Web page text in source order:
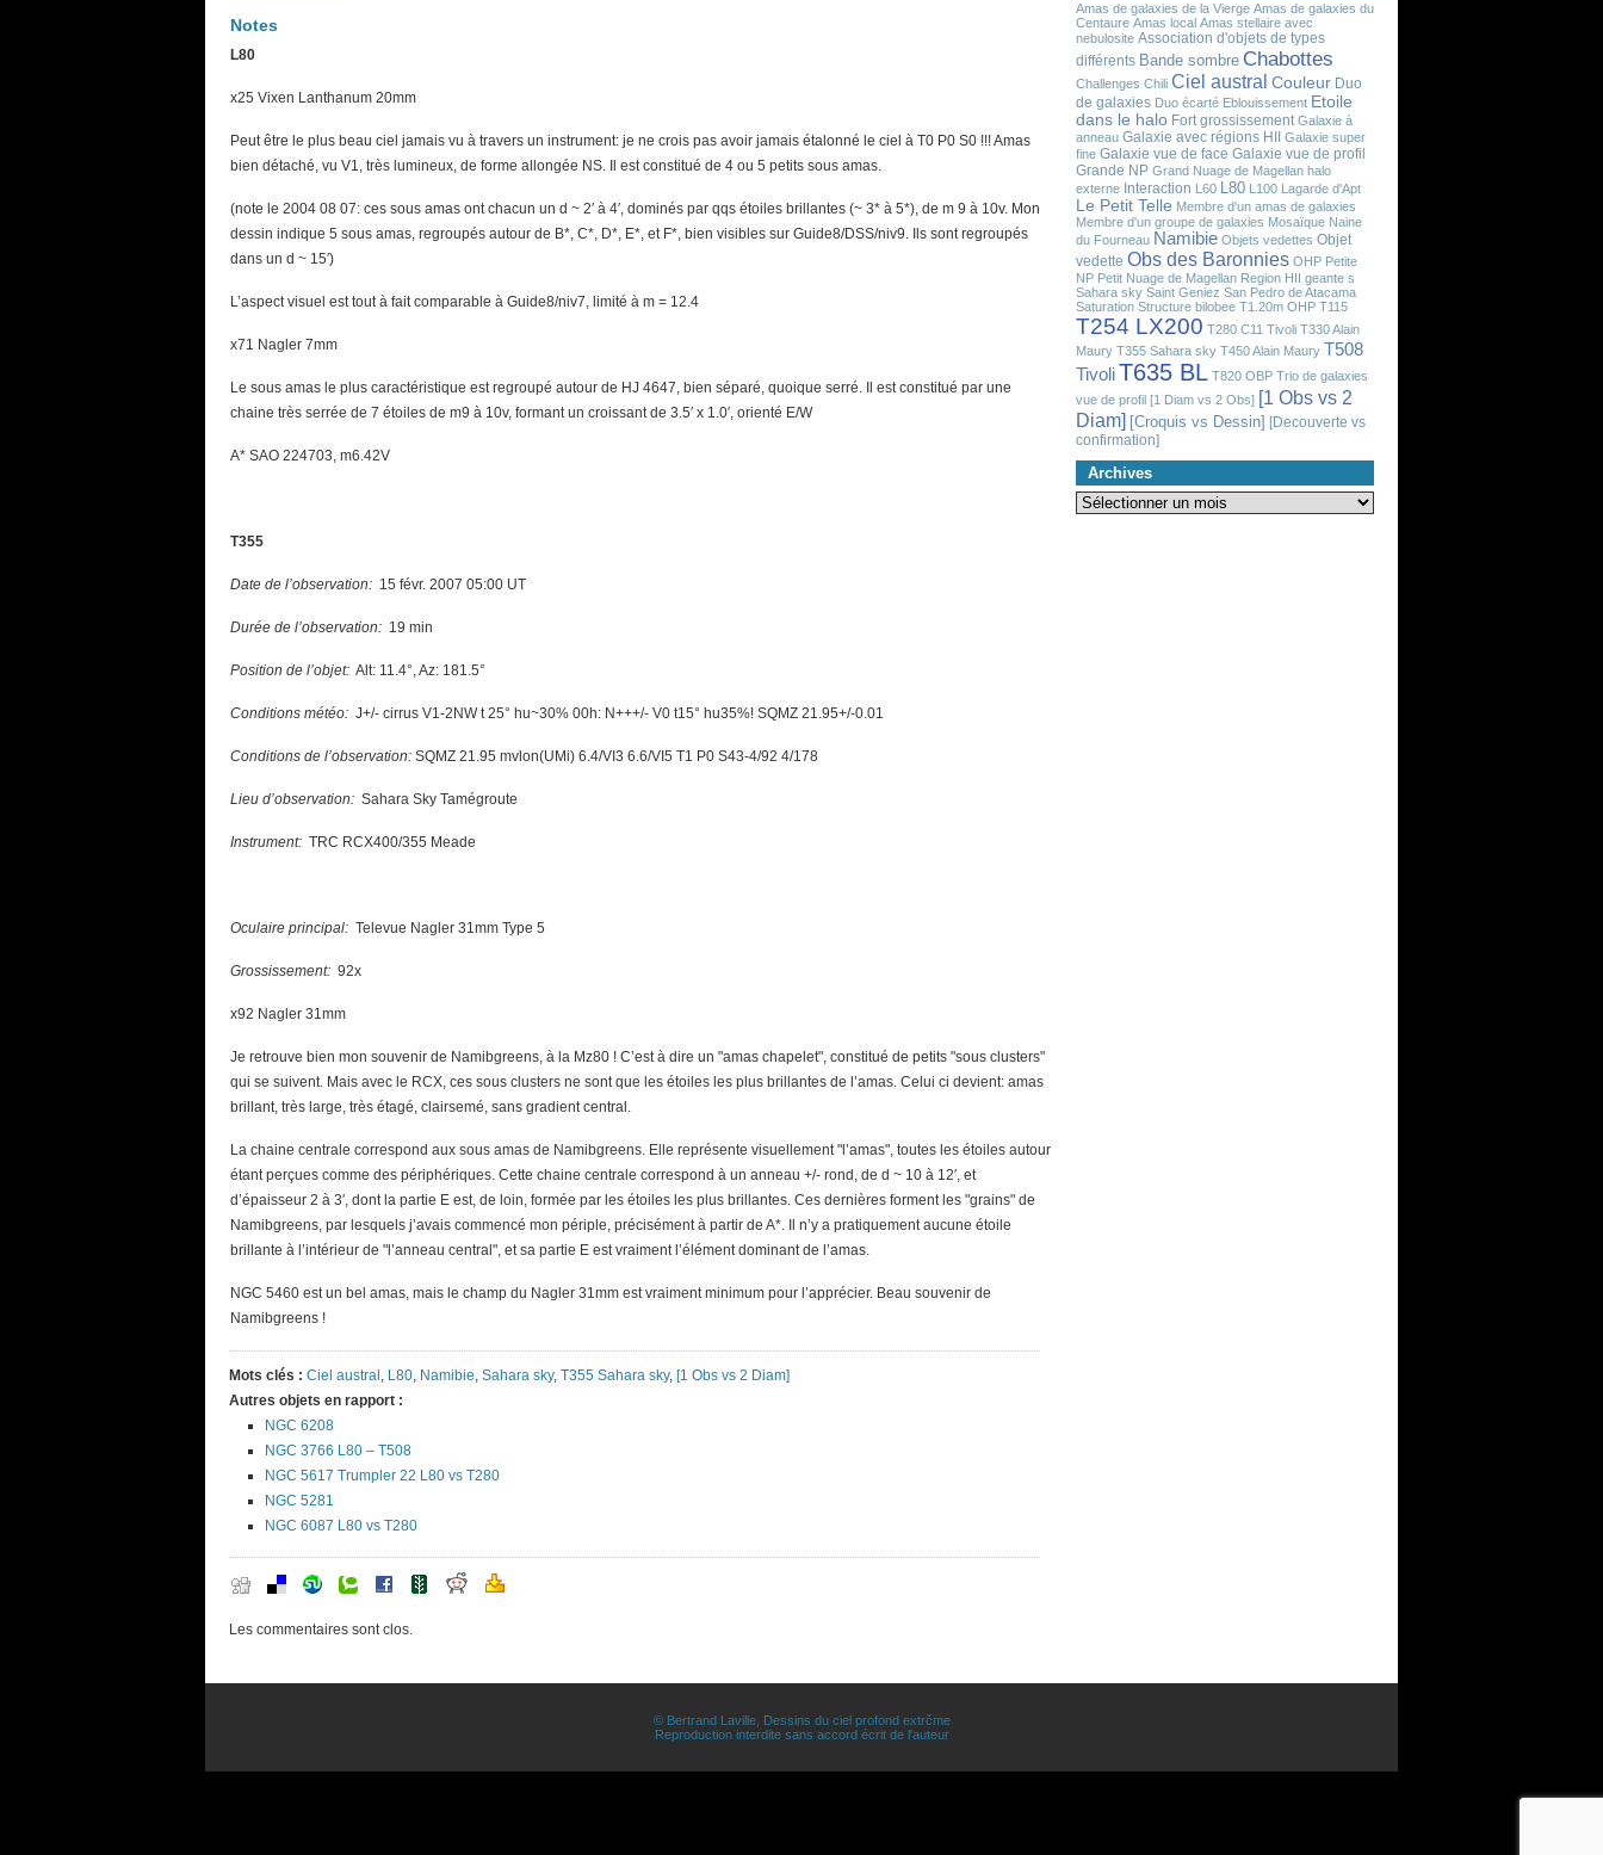
Notes
L80
x25 Vixen Lanthanum 20mm
Peut être le plus beau ciel jamais vu à travers un instrument: je ne crois pas avoir jamais étalonné le ciel à T0 P0 S0 !!! Amas
bien détaché, vu V1, très lumineux, de forme allongée NS. Il est constitué de 4 ou 5 petits sous amas.
(note le 2004 08 07: ces sous amas ont chacun un d ~ 2′ à 4′, dominés par qqs étoiles brillantes (~ 3* à 5*), de m 9 à 10v. Mon
dessin indique 5 sous amas, regroupés autour de B*, C*, D*, E*, et F*, bien visibles sur Guide8/DSS/niv9. Ils sont regroupés
dans un d ~ 15′)
L’aspect visuel est tout à fait comparable à Guide8/niv7, limité à m = 12.4
x71 Nagler 7mm
Le sous amas le plus caractéristique est regroupé autour de HJ 4647, bien séparé, quoique serré. Il est constitué par une
chaine très serrée de 7 étoiles de m9 à 10v, formant un croissant de 3.5′ x 1.0′, orienté E/W
A* SAO 224703, m6.42V
T355
Date de l’observation: 15 févr. 2007 05:00 UT
Durée de l’observation: 19 min
Position de l’objet: Alt: 11.4°, Az: 181.5°
Conditions météo: J+/- cirrus V1-2NW t 25° hu~30% 00h: N+++/- V0 t15° hu35%! SQMZ 21.95+/-0.01
Conditions de l’observation: SQMZ 21.95 mvlon(UMi) 6.4/VI3 6.6/VI5 T1 P0 S43-4/92 4/178
Lieu d’observation: Sahara Sky Tamégroute
Instrument: TRC RCX400/355 Meade
Oculaire principal: Televue Nagler 31mm Type 5
Grossissement: 92x
x92 Nagler 31mm
Je retrouve bien mon souvenir de Namibgreens, à la Mz80 ! C’est à dire un "amas chapelet", constitué de petits "sous clusters"
qui se suivent. Mais avec le RCX, ces sous clusters ne sont que les étoiles les plus brillantes de l’amas. Celui ci devient: amas
brillant, très large, très étagé, clairsemé, sans gradient central.
La chaine centrale correspond aux sous amas de Namibgreens. Elle représente visuellement "l’amas", toutes les étoiles autour
étant perçues comme des périphériques. Cette chaine centrale correspond à un anneau +/- rond, de d ~ 10 à 12′, et
d’épaisseur 2 à 3′, dont la partie E est, de loin, formée par les étoiles les plus brillantes. Ces dernières forment les "grains" de
Namibgreens, par lesquels j’avais commencé mon périple, précisément à partir de A*. Il n’y a pratiquement aucune étoile
brillante à l’intérieur de "l’anneau central", et sa partie E est vraiment l’élément dominant de l’amas.
NGC 5460 est un bel amas, mais le champ du Nagler 31mm est vraiment minimum pour l’apprécier. Beau souvenir de
Namibgreens !
Mots clés : Ciel austral , L80, Namibie, Sahara sky, T355 Sahara sky, [1 Obs vs 2 Diam]
Autres objets en rapport :
NGC 6208
NGC 3766 L80 – T508
NGC 5617 Trumpler 22 L80 vs T280
NGC 5281
NGC 6087 L80 vs T280
Les commentaires sont clos.
Amas de galaxies de la Vierge Amas de galaxies du
Centaure Amas local Amas stellaire avec
nebulosite Association d'objets de types
différents Bande sombre Chabottes
Challenges Chili Ciel austral Couleur Duo
de galaxies Duo écarté Eblouissement Etoile
dans le halo Fort grossissement Galaxie à
anneau Galaxie avec régions HII
Galaxie super
fine Galaxie vue de face Galaxie vue de profil
Grande NP Grand Nuage de Magellan halo
externe Interaction L60 L80 L100 Lagarde d'Apt
Le Petit Telle Membre d'un amas de galaxies
Membre d'un groupe de galaxies Mosaïque Naine
du Fourneau Namibie Objets vedettes Objet
vedette Obs des Baronnies OHP Petite
NP Petit Nuage de Magellan Region HII geante s
Sahara sky Saint Geniez San Pedro de Atacama
Saturation Structure bilobee T1.20m OHP T115
T254 LX200 T280 C11 Tivoli T330 Alain
Maury T355 Sahara sky T450 Alain Maury T508
TivoliT635 BL T820 OBP Trio de galaxies
vue de profil [1 Diam vs 2 Obs] [1 Obs vs 2
Diam] [Croquis vs Dessin] [Decouverte vs
confirmation]
Archives
Archives
© Bertrand Laville, Dessins du ciel profond extrčme
Reproduction interdite sans accord écrit de l'auteur